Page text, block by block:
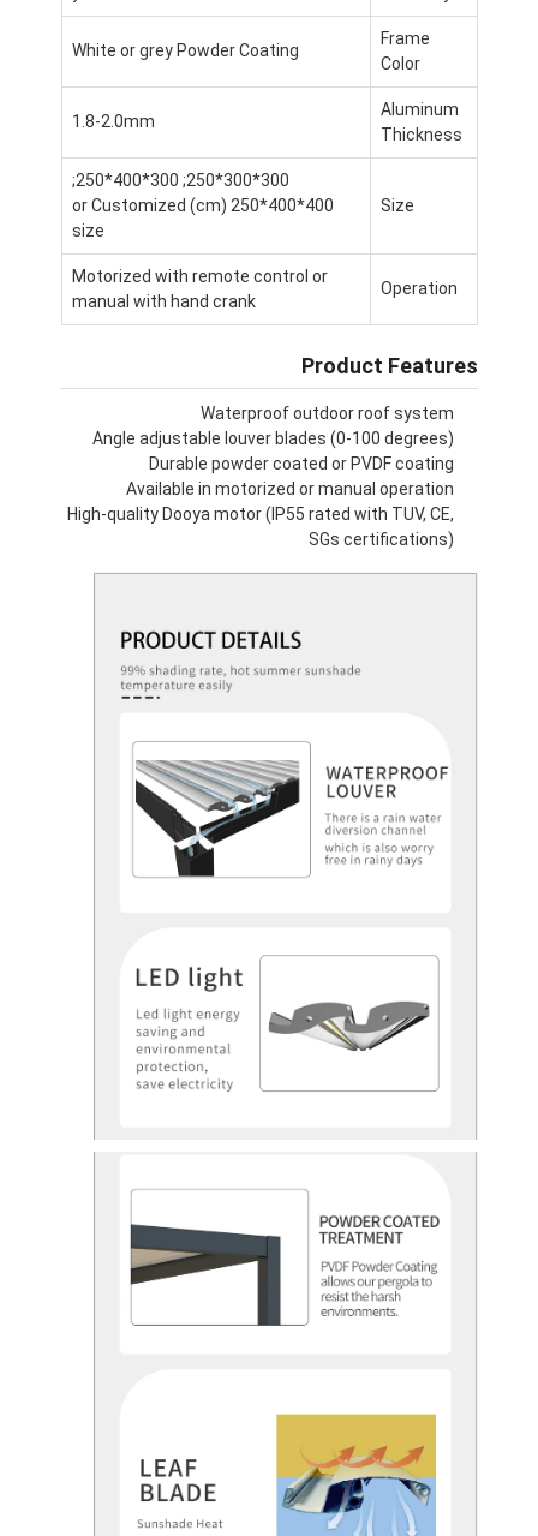
پرگولا سبک
آویزان تابش خورشیدی الکتریکی
پارکینگ های باغ
لوازم جانبی سایبان
Frame
Color
White or grey Powder Coating
Aluminum
Thickness
1.8-2.0mm
Size
300*300*250; 300*400*250;
400*400*250 (cm) or Customized
size
Operation
Motorized with remote control or
manual with hand crank
Product Features
Waterproof outdoor roof system
Angle adjustable louver blades (0-100 degrees)
Durable powder coated or PVDF coating
Available in motorized or manual operation
High-quality Dooya motor (IP55 rated with TUV, CE,
SGs certifications)